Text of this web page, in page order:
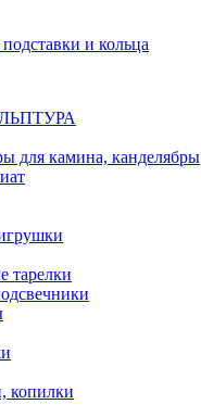
и кольца
для камина, канделябры
тарелки
копилки